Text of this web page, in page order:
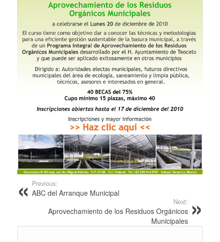
Previous:
ABC del Arranque Municipal
Next:
Aprovechamiento de los Residuos Orgánicos
Municipales